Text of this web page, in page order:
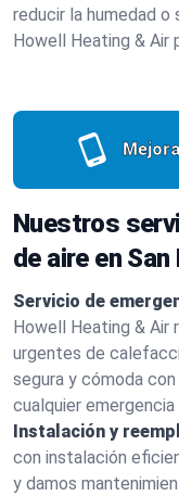
reducir la humedad o
Howell Heating & Air
Nuestros
de aire en
Servicio de
Howell Heating & Air
urgentes de
segura y cómoda
cualquier emergencia
Instalación y
con instalación
y damos